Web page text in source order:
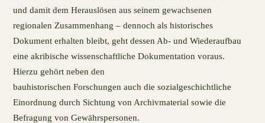
und damit dem Herauslösen aus seinem gewachsenen
regionalen Zusammenhang – dennoch als historisches
Dokument erhalten bleibt, geht dessen Ab- und Wiederaufbau
eine akribische wissenschaftliche Dokumentation voraus.
Hierzu gehört neben den
bauhistorischen Forschungen auch die sozialgeschichtliche
Einordnung durch Sichtung von Archivmaterial sowie die
Befragung von Gewährspersonen.